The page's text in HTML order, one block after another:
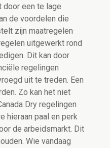
door een te lage
de voordelen die
zijn maatregelen
uitgewerkt rond
Dit kan door
regelingen
uit te treden. Een
Zo kan het niet
Dry regelingen
hieraan paal en perk
de arbeidsmarkt. Dit
Wie vandaag